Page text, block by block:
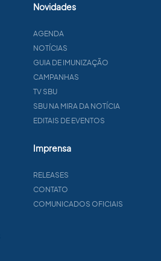
Novidades
AGENDA
NOTÍCIAS
GUIA DE IMUNIZAÇÃO
CAMPANHAS
TV SBU
SBU NA MIRA DA NOTÍCIA
EDITAIS DE EVENTOS
Imprensa
RELEASES
CONTATO
COMUNICADOS OFICIAIS